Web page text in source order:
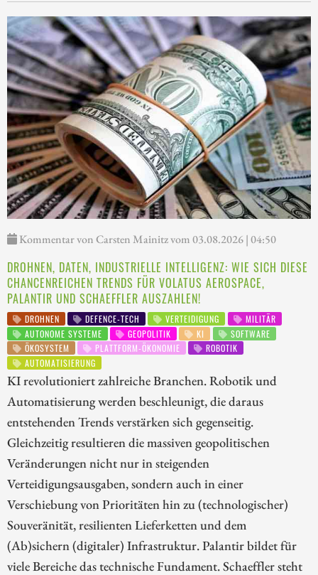
Kommentar von Carsten Mainitz vom 03.08.2026 | 04:50
DROHNEN, DATEN, INDUSTRIELLE INTELLIGENZ: WIE SICH DIESE
CHANCENREICHEN TRENDS FÜR VOLATUS AEROSPACE,
PALANTIR UND SCHAEFFLER AUSZAHLEN!
DROHNEN DEFENCE-TECH VERTEIDIGUNG
MILITÄR
AUTONOME SYSTEME
GEOPOLITIK KI
SOFTWARE
ÖKOSYSTEM
PLATTFORM-ÖKONOMIE
ROBOTIK
AUTOMATISIERUNG
KI revolutioniert zahlreiche Branchen. Robotik und
Automatisierung werden beschleunigt, die daraus
entstehenden Trends verstärken sich gegenseitig.
Gleichzeitig resultieren die massiven geopolitischen
Veränderungen nicht nur in steigenden
Verteidigungsausgaben, sondern auch in einer
Verschiebung von Prioritäten hin zu (technologischer)
Souveränität, resilienten Lieferketten und dem
(Ab)sichern (digitaler) Infrastruktur. Palantir bildet für
viele Bereiche das technische Fundament. Schaeffler steht